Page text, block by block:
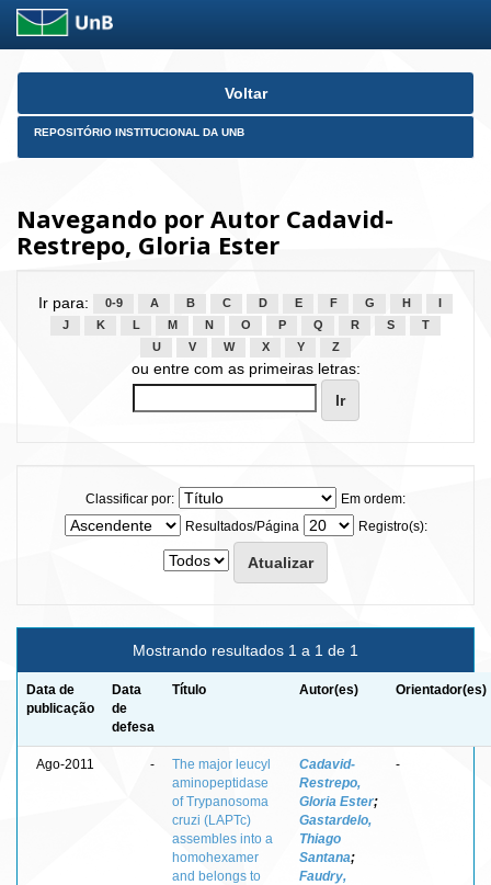
Skip
Voltar
REPOSITÓRIO INSTITUCIONAL DA UNB
Navegando por Autor Cadavid-
Restrepo, Gloria Ester
Ir para: 0-9 A B C D E F G H
J
K L M N O P Q R S
T
U
V W X Y Z
ou entre com as primeiras letras:
Classificar por:
Em ordem:
Resultados/Página
Registro(s):
Mostrando resultados 1 a 1 de 1
Data de
publicação
Data
de
defesa
Título Autor(es) Orientador(es)
Ago-2011 -
The major leucyl
aminopeptidase
of Trypanosoma
cruzi (LAPTc)
assembles into a
homohexamer
and belongs to
Cadavid-
Restrepo,
Gloria Ester;
Gastardelo,
Thiago
Santana;
Faudry,
-